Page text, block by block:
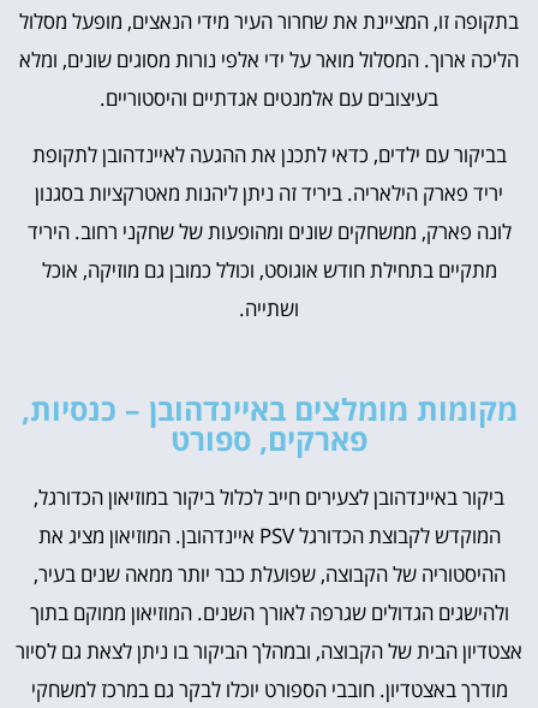
בתקופה זו, המציינת את שחרור העיר מידי הנאצים, מופעל מסלול
הליכה ארוך. המסלול מואר על ידי אלפי נורות מסוגים שונים, ומלא
בעיצובים עם אלמנטים אגדתיים והיסטוריים.
בביקור עם ילדים, כדאי לתכנן את ההגעה לאיינדהובן לתקופת
יריד פארק הילאריה. ביריד זה ניתן ליהנות מאטרקציות בסגנון
לונה פארק, ממשחקים שונים ומהופעות של שחקני רחוב. היריד
מתקיים בתחילת חודש אוגוסט, וכולל כמובן גם מוזיקה, אוכל
ושתייה.
מקומות מומלצים באיינדהובן – כנסיות,
פארקים, ספורט
ביקור באיינדהובן לצעירים חייב לכלול ביקור במוזיאון הכדורגל,
המוקדש לקבוצת הכדורגל PSV איינדהובן. המוזיאון מציג את
ההיסטוריה של הקבוצה, שפועלת כבר יותר ממאה שנים בעיר,
ולהישגים הגדולים שגרפה לאורך השנים. המוזיאון ממוקם בתוך
אצטדיון הבית של הקבוצה, ובמהלך הביקור בו ניתן לצאת גם לסיור
מודרך באצטדיון. חובבי הספורט יוכלו לבקר גם במרכז למשחקי